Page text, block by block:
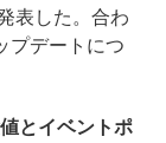
表した。合わ
プデートにつ
とイベントポ